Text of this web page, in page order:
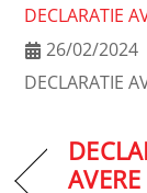
DECLARATIE
26/02/2024
DECLARATIE